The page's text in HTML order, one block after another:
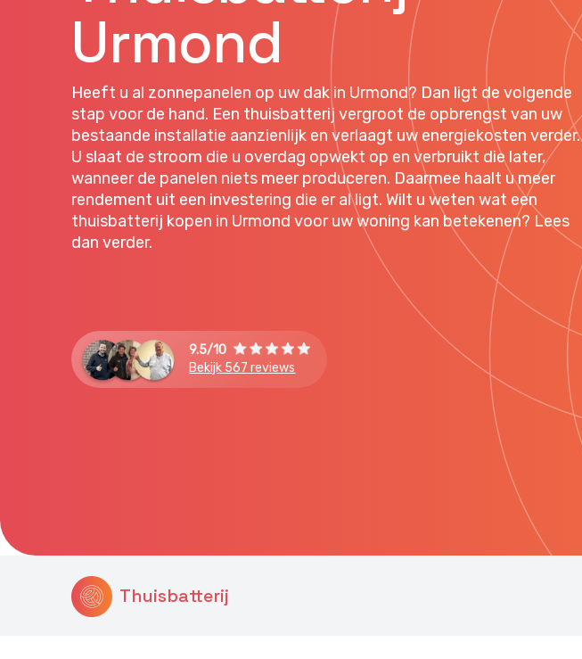
Urmond
Heeft u al zonnepanelen op uw dak in Urmond? Dan ligt de volgende
stap voor de hand. Een thuisbatterij vergroot de opbrengst van uw
bestaande installatie aanzienlijk en verlaagt uw energiekosten verder.
U slaat de stroom die u overdag opwekt op en verbruikt die later,
wanneer de panelen niets meer produceren. Daarmee haalt u meer
rendement uit een investering die er al ligt. Wilt u weten wat een
thuisbatterij kopen in Urmond voor uw woning kan betekenen? Lees
dan verder.
9.5/10
Bekijk 567 reviews
Thuisbatterij